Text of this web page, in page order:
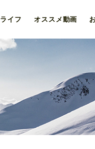
ライフ オススメ動画